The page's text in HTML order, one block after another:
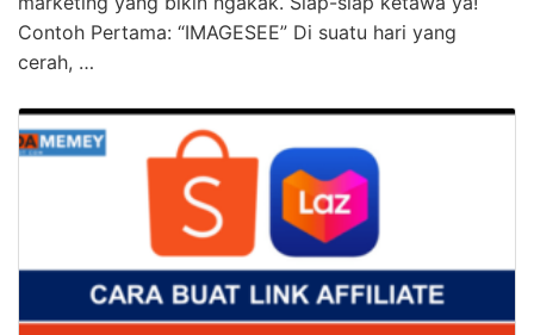
Hebat! Cara Kerja Marketing Agency Bfi Wajib
Kamu Ketahui
KLIK DISINI UNTUK DOWNLOAD PANDUAN AFFILIATE
MARKETING >>> Halo semua! Aku punya cerita lucu
tentang cara kerja marketing dalam bisnis. Pasti kalian